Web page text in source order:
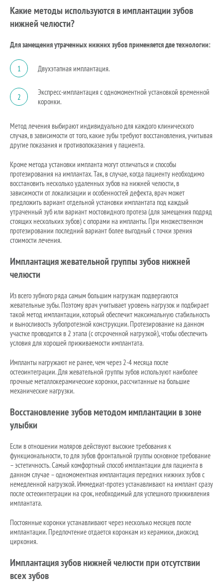
Какие методы используются в имплантации зубов
нижней челюсти?
Для замещения утраченных нижних зубов применяется две технологии:
1 Двухэтапная имплантация.
2
Экспресс-имплантация с одномоментной установкой временной
коронки.
Метод лечения выбирают индивидуально для каждого клинического
случая, в зависимости от того, какие зубы требуют восстановления, учитывая
другие показания и противопоказания у пациента.
Кроме метода установки импланта могут отличаться и способы
протезирования на имплантах. Так, в случае, когда пациенту необходимо
восстановить несколько удаленных зубов на нижней челюсти, в
зависимости от локализации и особенностей дефекта, врач может
предложить вариант отдельной установки имплантата под каждый
утраченный зуб или вариант мостовидного протеза (для замещения подряд
стоящих нескольких зубов) с опорами на импланты. При множественном
протезировании последний вариант более выгодный с точки зрения
стоимости лечения.
Имплантация жевательной группы зубов нижней
челюсти
Из всего зубного ряда самым большим нагрузкам подвергаются
жевательные зубы. Поэтому врач учитывает уровень нагрузок и подбирает
такой метод имплантации, который обеспечит максимальную стабильность
и выносливость зубопротезной конструкции. Протезирование на данном
участке проводится в 2 этапа (с отсроченной нагрузкой), чтобы обеспечить
условия для хорошей приживаемости имплантата.
Импланты нагружают не ранее, чем через 2-4 месяца после
остеоинтеграции. Для жевательной группы зубов используют наиболее
прочные металлокерамические коронки, рассчитанные на большие
механические нагрузки.
Восстановление зубов методом имплантации в зоне
улыбки
Если в отношении моляров действуют высокие требования к
функциональности, то для зубов фронтальной группы основное требование
– эстетичность. Самый комфортный способ имплантации для пациента в
данном случае – одномоментная имплантация передних нижних зубов с
немедленной нагрузкой. Иммедиат-протез устанавливают на имплант сразу
после остеоинтеграции на срок, необходимый для успешного приживления
имплантата.
Постоянные коронки устанавливают через несколько месяцев после
имплантации. Предпочтение отдается коронкам из керамики, диоксид
циркония.
Имплантация зубов нижней челюсти при отсутствии
всех зубов